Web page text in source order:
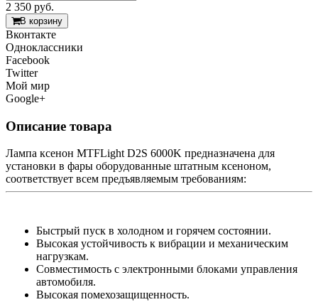
2 350 руб.
В корзину
Вконтакте
Одноклассники
Facebook
Twitter
Мой мир
Google+
Описание товара
Лампа ксенон MTFLight D2S 6000K предназначена для
установки в фары оборудованные штатным ксеноном,
соответствует всем предъявляемым требованиям:
Быстрый пуск в холодном и горячем состоянии.
Высокая устойчивость к вибрации и механическим
нагрузкам.
Совместимость с электронными блоками управления
автомобиля.
Высокая помехозащищенность.